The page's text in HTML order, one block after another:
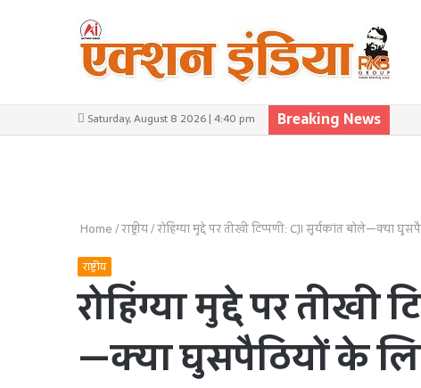
Saturday, August 8 2026 | 4:40 pm Breaking News
Home/राष्ट्रीय/रोहिंग्या मुद्दे पर तीखी टिप्पणी: CJI सूर्यकांत बोले—क्या
राष्ट्रीय
रोहिंग्या मुद्दे पर तीखी
—क्या घुसपैठियों के